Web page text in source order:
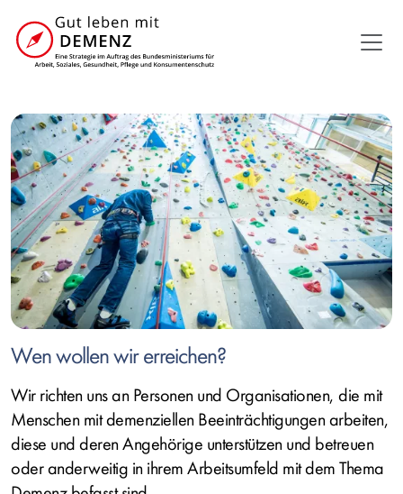
zum
Inhalt
Ausgewählte
Artikel
Wen wollen wir erreichen?
Wir richten uns an Personen und Organisationen, die mit
Menschen mit demenziellen Beeinträchtigungen arbeiten,
diese und deren Angehörige unterstützen und betreuen
oder anderweitig in ihrem Arbeitsumfeld mit dem Thema